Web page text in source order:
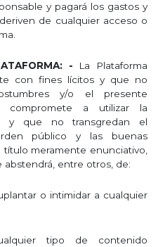
y pagará los gastos y
de cualquier acceso o
- La Plataforma
con fines lícitos y que no
y/o el presente
compromete a utilizar la
y que no transgredan el
público y las buenas
meramente enunciativo,
abstendrá, entre otros, de:
o intimidar a cualquier
tipo de contenido